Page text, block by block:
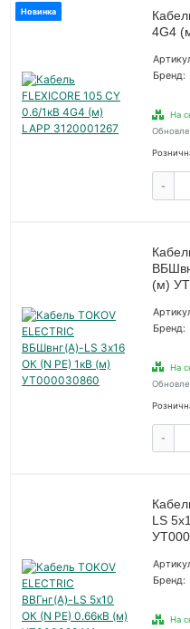
Новинка
4G4
Бренд:
На
-
(м)
Бренд:
На
-
LS
Бренд:
На